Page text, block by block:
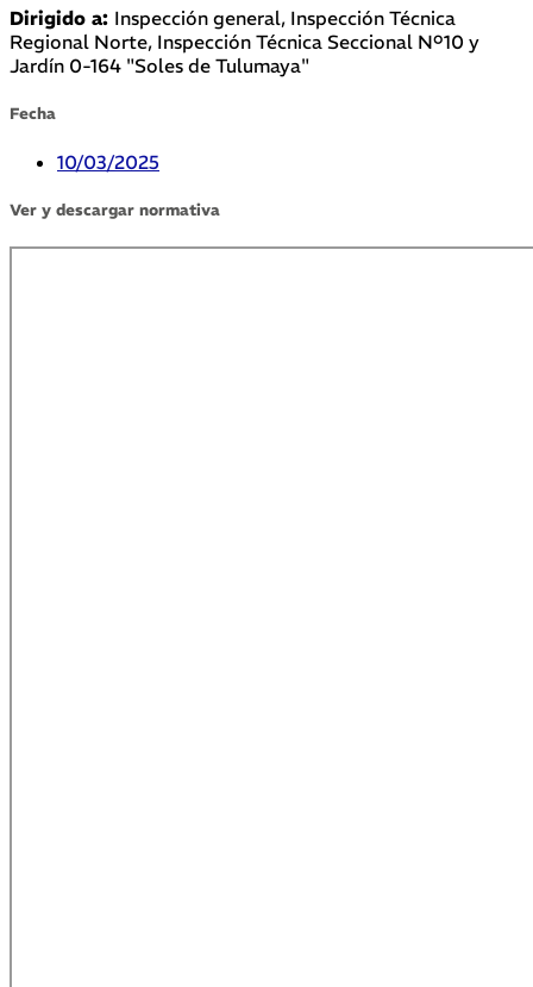
Dirigido a: Inspección general, Inspección Técnica
Regional Norte, Inspección Técnica Seccional Nº10 y
Jardín 0-164 "Soles de Tulumaya"
Fecha
10/03/2025
Ver y descargar normativa